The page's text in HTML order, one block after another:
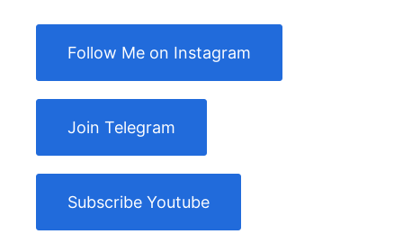
Follow Me on Instagram
Join Telegram
Subscribe Youtube